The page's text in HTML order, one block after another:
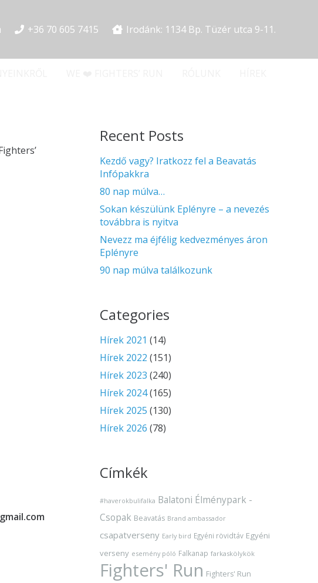
+36 70 605 7415 Irodánk: 1134 Bp. Tüzér utca 9-11.
Recent Posts
Kezdő vagy? Iratkozz fel a Beavatás
Infópakkra
80 nap múlva…
Sokan készülünk Eplényre – a nevezés
továbbra is nyitva
Nevezz ma éjfélig kedvezményes áron
Eplényre
90 nap múlva találkozunk
Categories
Hírek 2021 (14)
Hírek 2022 (151)
Hírek 2023 (240)
Hírek 2024(165)
Hírek 2025 (130)
Hírek 2026 (78)
Címkék
#haverokbulifalka Balatoni Élménypark -
Csopak Beavatás Brand ambassador
csapatverseny Early bird Egyéni rövidtáv Egyéni
verseny esemény póló Falkanap farkaskölykök
Fighters' Run Fighters' Run